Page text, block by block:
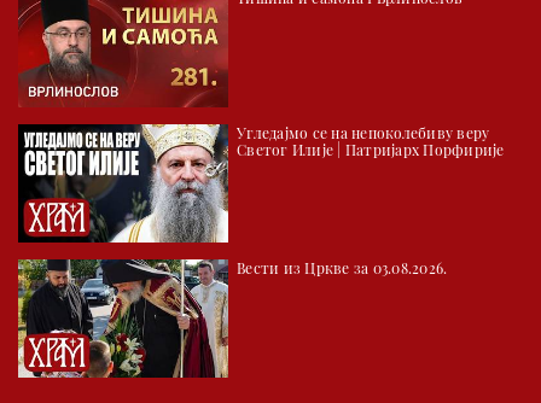
Угледајмо се на непоколебиву веру
Светог Илије | Патријарх Порфирије
Вести из Цркве за 03.08.2026.